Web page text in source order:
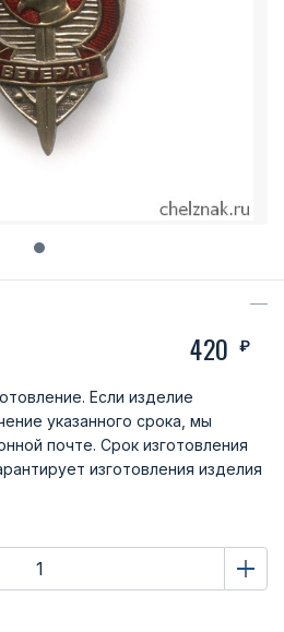
420 ₽
Если изделие
указанного срока, мы
почте. Срок изготовления
изготовления изделия